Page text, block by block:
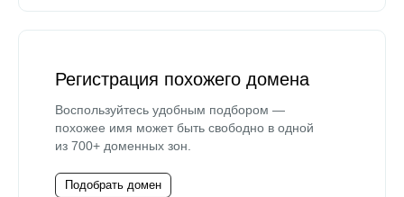
Регистрация похожего домена
Воспользуйтесь удобным подбором —
похожее имя может быть свободно в одной
из 700+ доменных зон.
Подобрать домен